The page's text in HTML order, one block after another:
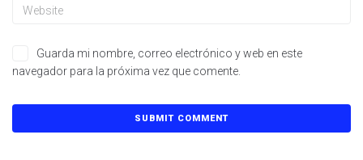
Guarda mi nombre, correo electrónico y web en este
navegador para la próxima vez que comente.